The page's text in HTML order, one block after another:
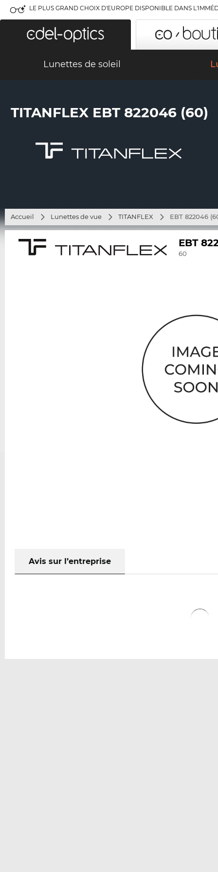
LE PLUS GRAND CHOIX D'EUROPE DISPONIBLE DANS
Lunettes de soleil
TITANFLEX EBT 822046 (60)
Accueil Lunettes de vue TITANFLEX EBT 822046
EBT
60
Avis sur l’entreprise